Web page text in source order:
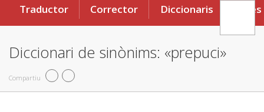
Traductor Corrector Diccionaris Eines
Diccionari de sinònims: «prepuci»
Compartiu